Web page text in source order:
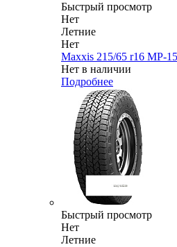
Быстрый просмотр
Нет
Летние
Нет
Maxxis 215/65 r16 MP-
Нет в наличии
Подробнее
Быстрый просмотр
Нет
Летние